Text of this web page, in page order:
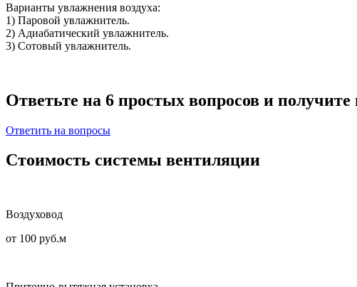
Варианты увлажнения воздуха:
1) Паровой увлажнитель.
2) Адиабатический увлажнитель.
3) Сотовый увлажнитель.
Ответьте на 6 простых вопросов и получите
Ответить на вопросы
Стоимость системы вентиляции
Воздуховод
от 100 руб.м